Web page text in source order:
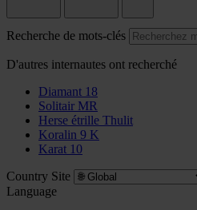
Recherche de mots-clés
D'autres internautes ont recherché
Diamant 18
Solitair MR
Herse étrille Thulit
Koralin 9 K
Karat 10
Country Site
Language